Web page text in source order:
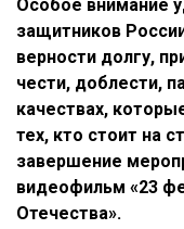
Особое внимание
защитников
верности долгу,
чести, доблести,
качествах,
тех, кто стоит на
завершение
видеофильм «23
Отечества».